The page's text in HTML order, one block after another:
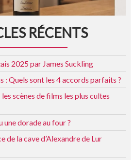
RÉCENTS
2025 par James Suckling
: Quels sont les 4 accords parfaits ?
scènes de films les plus cultes
une dorade au four ?
de la cave d’Alexandre de Lur